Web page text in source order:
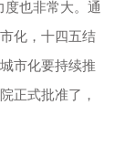
也非常大。通
化，十四五结
市化要持续推
正式批准了，